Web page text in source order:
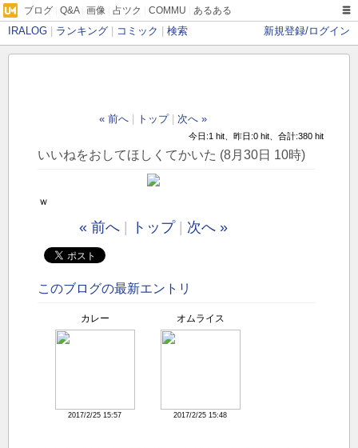
ブログ Q&A| 画像 占ツク COMMU あるある
IRALOG ランキング コミック 検索 新規登録/ログイン
« 前へ トップ 次へ »
今日:1 hit、昨日:0 hit、合計:380 hit
いいねをおしてほしくてかいた (8月30日 10時)
ｗ
« 前へ トップ 次へ »
このブログの最新エントリ
カレー
2017/2/25 15:57
オムライス
2017/2/25 15:48